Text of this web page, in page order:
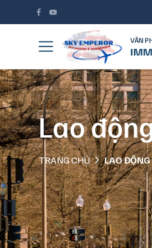
VĂN
Lao
TRANG CHỦ LAO